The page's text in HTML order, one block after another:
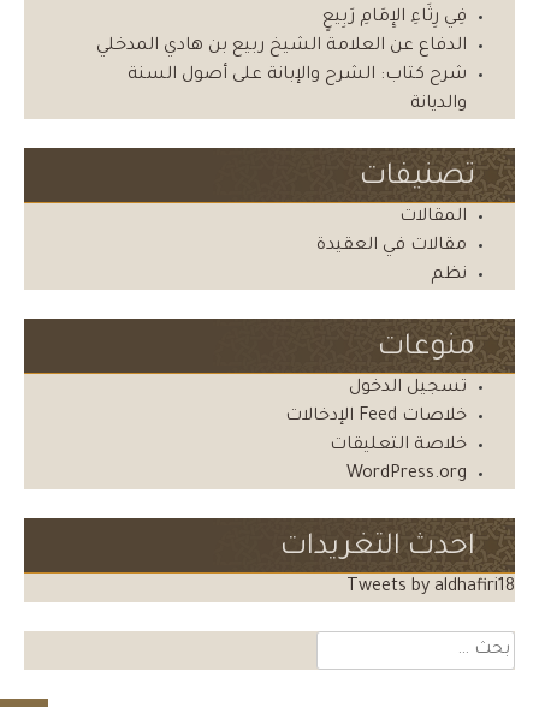
فِي رِثَاءِ الإِمَامِ رَبِيعٍ
الدفاع عن العلامة الشيخ ربيع بن هادي المدخلي
شرح كتاب: الشرح والإبانة على أصول السنة
والديانة
تصنيفات
المقالات
مقالات في العقيدة
نظم
منوعات
تسجيل الدخول
خلاصات Feed الإدخالات
خلاصة التعليقات
WordPress.org
احدث التغريدات
Tweets by aldhafiri18
البحث
عن: